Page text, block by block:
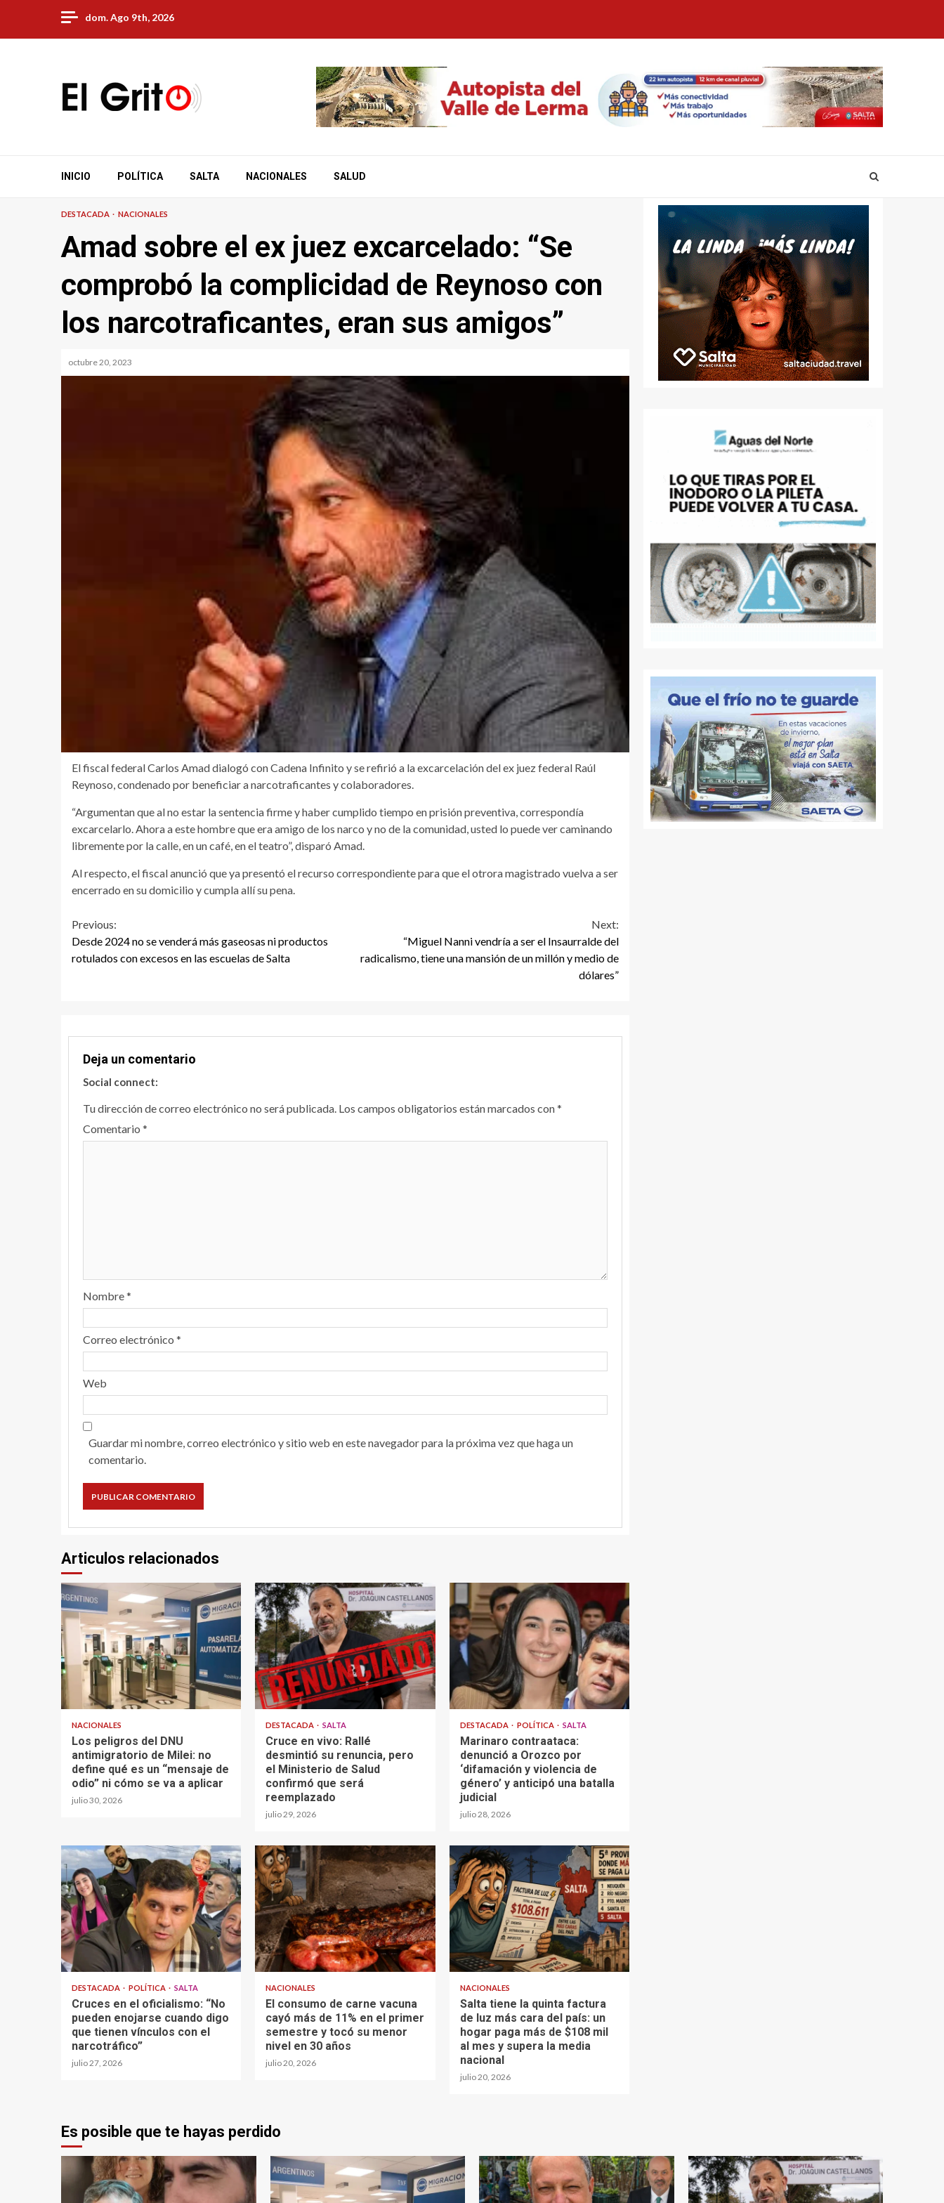
content
dom. Ago 9th, 2026
INICIO POLÍTICA SALTA NACIONALES SALUD
DESTACADA NACIONALES
Amad sobre el ex juez excarcelado: “Se
comprobó la complicidad de Reynoso con
los narcotraficantes, eran sus amigos”
octubre 20, 2023
El fiscal federal Carlos Amad dialogó con Cadena Infinito y se refirió a la excarcelación del ex juez federal Raúl
Reynoso, condenado por beneficiar a narcotraficantes y colaboradores.
“Argumentan que al no estar la sentencia firme y haber cumplido tiempo en prisión preventiva, correspondía
excarcelarlo. Ahora a este hombre que era amigo de los narco y no de la comunidad, usted lo puede ver caminando
libremente por la calle, en un café, en el teatro”, disparó Amad.
Al respecto, el fiscal anunció que ya presentó el recurso correspondiente para que el otrora magistrado vuelva a ser
encerrado en su domicilio y cumpla allí su pena.
Continue
Reading
Previous:
Desde 2024 no se venderá más gaseosas ni productos
rotulados con excesos en las escuelas de Salta
Next:
“Miguel Nanni vendría a ser el Insaurralde del
radicalismo, tiene una mansión de un millón y medio de
dólares”
Deja un comentario
Social connect:
Tu dirección de correo electrónico no será publicada. Los campos obligatorios están marcados con*
Comentario *
Nombre*
Correo electrónico *
Web
Guardar mi nombre, correo electrónico y sitio web en este navegador para la próxima vez que haga un
comentario.
Articulos relacionados
NACIONALES
Los peligros del DNU
antimigratorio de Milei: no
define qué es un “mensaje de
odio” ni cómo se va a aplicar
julio 30, 2026
DESTACADA SALTA
Cruce en vivo: Rallé
desmintió su renuncia, pero
el Ministerio de Salud
confirmó que será
reemplazado
julio 29, 2026
DESTACADA POLÍTICA SALTA
Marinaro contraataca:
denunció a Orozco por
‘difamación y violencia de
género’ y anticipó una batalla
judicial
julio 28, 2026
DESTACADA POLÍTICA SALTA
Cruces en el oficialismo: “No
pueden enojarse cuando digo
que tienen vínculos con el
narcotráfico”
julio 27, 2026
NACIONALES
El consumo de carne vacuna
cayó más de 11% en el primer
semestre y tocó su menor
nivel en 30 años
julio 20, 2026
NACIONALES
Salta tiene la quinta factura
de luz más cara del país: un
hogar paga más de $108 mil
al mes y supera la media
nacional
julio 20, 2026
Es posible que te hayas perdido